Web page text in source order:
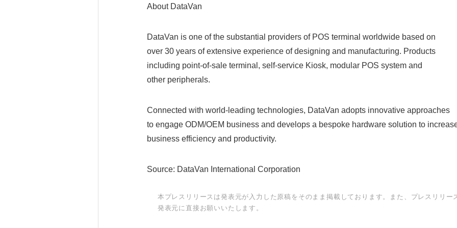
About DataVan
DataVan is one of the substantial providers of POS terminal worldwide based on
over 30 years of extensive experience of designing and manufacturing. Products
including point-of-sale terminal, self-service Kiosk, modular POS system and
other peripherals.
Connected with world-leading technologies, DataVan adopts innovative approaches
to engage ODM/OEM business and develops a bespoke hardware solution to
business efficiency and productivity.
Source: DataVan International Corporation
本プレスリリースは発表元が入力した原稿をそのまま掲載しております。また、プレスリリー
発表元に直接お願いいたします。